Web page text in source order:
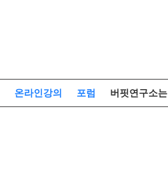
온라인강의 포럼 버핏연구소는